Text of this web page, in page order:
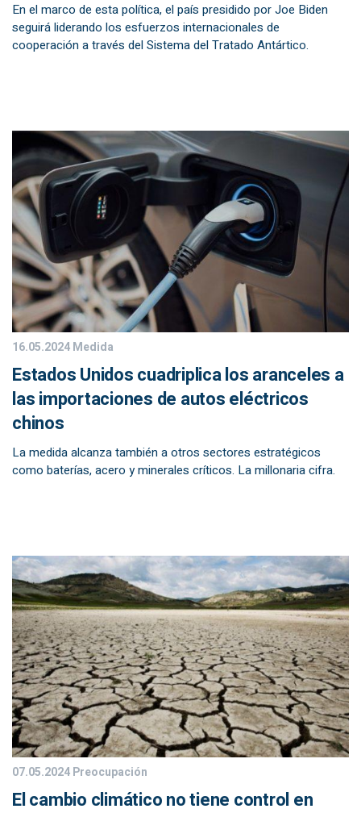
En el marco de esta política, el país presidido por Joe Biden
seguirá liderando los esfuerzos internacionales de
cooperación a través del Sistema del Tratado Antártico.
16.05.2024Medida
Estados Unidos cuadriplica los aranceles a
las importaciones de autos eléctricos
chinos
La medida alcanza también a otros sectores estratégicos
como baterías, acero y minerales críticos. La millonaria cifra.
07.05.2024Preocupación
El cambio climático no tiene control en